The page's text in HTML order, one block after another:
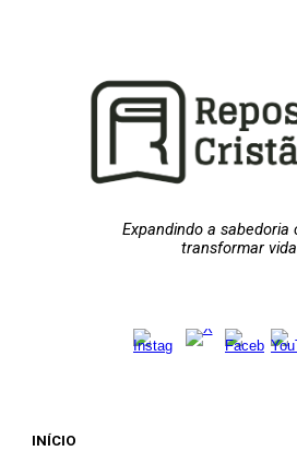
Expandindo a sabedoria
transformar
INÍCIO